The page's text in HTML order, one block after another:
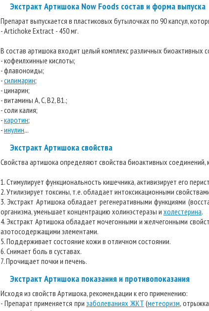
Экстракт Артишока Now Foods состав и форма выпуска
Препарат выпускается в пластиковых бутылочках по 90 капсул,
- Artichoke Extract - 450 мг.
В состав артишока входит целый комплекс различных биоактивных
- кофеилхинные кислоты;
- флавоноиды;
-силимарин;
- цинарин;
- витамины А, С, В2, В1.;
- соли калия;
-каротин;
-инулин...
Экстракт Артишока свойства
Свойства артишока определяют свойства биоактивных соединений,
1. Cтимулирует функциональность кишечника, активизирует его
2. Утилизирует токсины, т.е. обладает интоксикационными
3. Экстракт Артишока обладает регенеративными функциями
организма, уменьшает концентрацию холинэстеразы и холестерина.
4. Экстракт Артишока обладает мочегонными и желчегонными
азотосодержащими элементами.
5. Поддерживает состояние кожи в отличном состоянии.
6. Снимает боль в суставах.
7. Прочищает почки и печень.
Экстракт Артишока показания и противопоказания
Исходя из свойств Артишока, рекомендации к его применению:
- Препарат применяется призаболеваниях ЖКТ (метеоризм,